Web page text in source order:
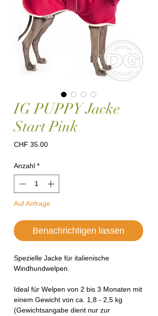
IG PUPPY Jacke
Start Pink
CHF 35.00Preis
Anzahl *
Auf Anfrage
Benachrichtigen lassen
Spezielle Jacke für italienische
Windhundwelpen.
Ideal für Welpen von 2 bis 3 Monaten mit
einem Gewicht von ca. 1,8 - 2,5 kg
(Gewichtsangabe dient nur zur